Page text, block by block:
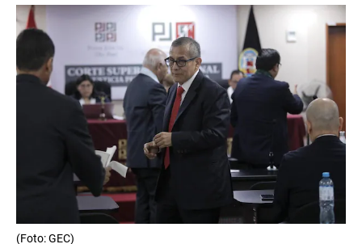
(Foto: GEC)